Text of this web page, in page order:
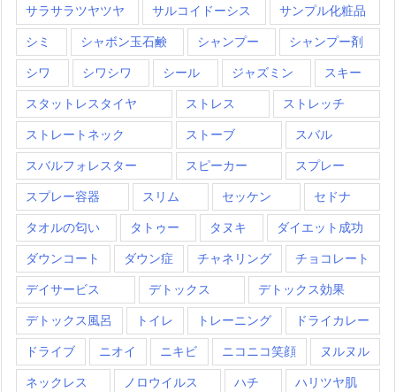
サラサラツヤツヤ サルコイドーシス サンプル化粧品
シミ シャボン玉石鹸 シャンプー シャンプー剤
シワ シワシワ シール ジャズミン スキー
スタットレスタイヤ ストレス ストレッチ
ストレートネック ストーブ スバル
スバルフォレスター スピーカー スプレー
スプレー容器 スリム セッケン セドナ
タオルの匂い タトゥー タヌキ ダイエット成功
ダウンコート ダウン症 チャネリング チョコレート
デイサービス デトックス デトックス効果
デトックス風呂 トイレ トレーニング ドライカレー
ドライブ ニオイ ニキビ ニコニコ笑顔 ヌルヌル
ネックレス ノロウイルス ハチ ハリツヤ肌